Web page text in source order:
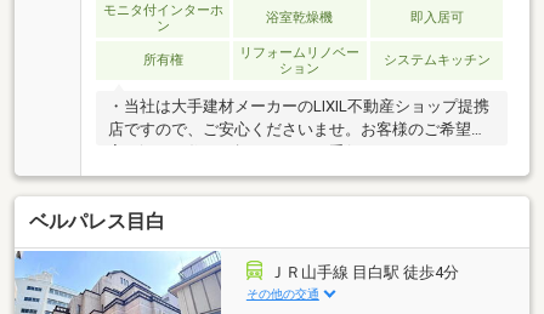
モニタ付インターホ
ン
浴室乾燥機 即入居可
所有権
リフォームリノベー
ション
システムキッチン
・当社は大手建材メーカーのLIXIL不動産ショップ提携
店ですので、ご安心くださいませ。お客様のご希望に
寄り添った住まい探し、ぜひお手伝いさせて下さ
い！・他で一緒にご案内ご希望の物件がございました
ら、他社さんが掲載している物件も一緒にご案内可能
です。住所と金額をお知らせ下さいませ。併せてお車
でご案内いたします。・住宅ローンの審査が心配な方
や、不動産購入金額を（資金シミュレーションも含
む）お知りになりたい方、是非、お気軽にご相談くだ
ベルパレス目白
ＪＲ山手線 目白駅 徒歩4分
その他の交通